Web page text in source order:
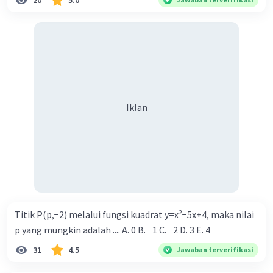
Eropa, terutama Uni Eropa, sering kali
tetap menjaga hubungan kuat dengan Israel dan
Dalam pandangan ini, standar ganda yang
diterapkan oleh Amerika, PBB, dan Eropa telah
membantu memperpanjang konflik Palestina-
Israel, yang berakibat pada penderitaan rakyat
Iklan
Titik P(p,−2) melalui fungsi kuadrat y=x²−5x+4, maka nilai
p yang mungkin adalah .... A. 0 B. −1 C. −2 D. 3 E. 4
31 4.5 Jawaban terverifikasi